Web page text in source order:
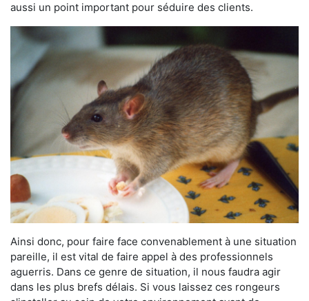
aussi un point important pour séduire des clients.
Ainsi donc, pour faire face convenablement à une situation
pareille, il est vital de faire appel à des professionnels
aguerris. Dans ce genre de situation, il nous faudra agir
dans les plus brefs délais. Si vous laissez ces rongeurs